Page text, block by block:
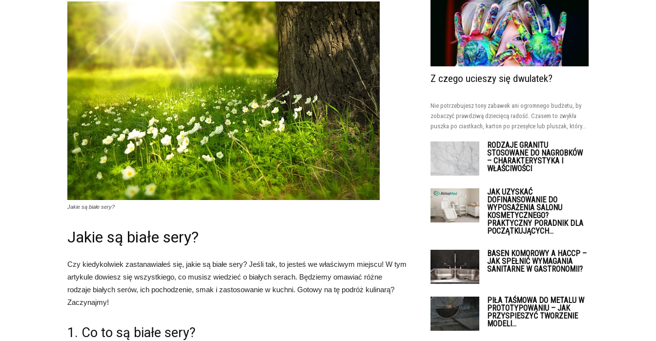
Jakie są białe sery?
Jakie są białe sery?
Czy kiedykolwiek zastanawiałeś się, jakie są białe sery? Jeśli tak, to jesteś we właściwym miejscu! W tym
artykule dowiesz się wszystkiego, co musisz wiedzieć o białych serach. Będziemy omawiać różne
rodzaje białych serów, ich pochodzenie, smak i zastosowanie w kuchni. Gotowy na tę podróż kulinarą?
Zaczynajmy!
1. Co to są białe sery?
Z czego ucieszy się dwulatek?
Nie potrzebujesz tony zabawek ani ogromnego budżetu, by
zobaczyć prawdziwą dziecięcą radość. Czasem to zwykła
puszka po ciastkach, karton po przesyłce lub pluszak, który...
RODZAJE GRANITU
STOSOWANE DO NAGROBKÓW
– CHARAKTERYSTYKA I
WŁAŚCIWOŚCI
JAK UZYSKAĆ
DOFINANSOWANIE DO
WYPOSAŻENIA SALONU
KOSMETYCZNEGO?
PRAKTYCZNY PORADNIK DLA
POCZĄTKUJĄCYCH...
BASEN KOMOROWY A HACCP –
JAK SPEŁNIĆ WYMAGANIA
SANITARNE W GASTRONOMII?
PIŁA TAŚMOWA DO METALU W
PROTOTYPOWANIU – JAK
PRZYSPIESZYĆ TWORZENIE
MODELI...